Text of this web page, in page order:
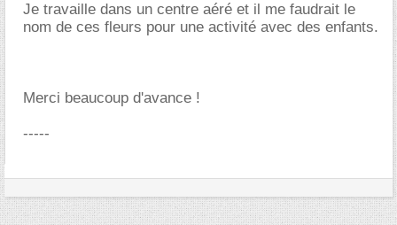
Je travaille dans un centre aéré et il me faudrait le
nom de ces fleurs pour une activité avec des enfants.
Merci beaucoup d'avance !
-----